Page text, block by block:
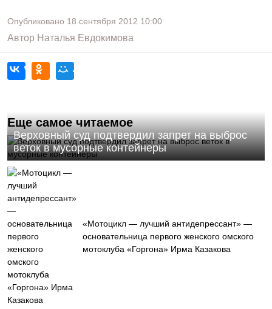
Опубликовано 18 сентября 2012 10:00
Автор Наталья Евдокимова
Еще самое читаемое
Верховный суд подтвердил запрет на выброс
веток в мусорные контейнеры
«Мотоцикл — лучший антидепрессант» —
основательница первого женского омского
мотоклуба «Горгона» Ирма Казакова